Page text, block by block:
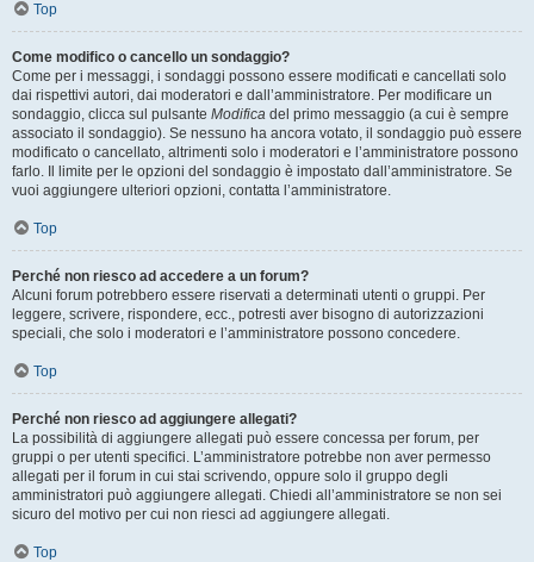
Top
Come modifico o cancello un sondaggio?
Come per i messaggi, i sondaggi possono essere modificati e cancellati solo
dai rispettivi autori, dai moderatori e dall’amministratore. Per modificare un
sondaggio, clicca sul pulsante Modifica del primo messaggio (a cui è sempre
associato il sondaggio). Se nessuno ha ancora votato, il sondaggio può essere
modificato o cancellato, altrimenti solo i moderatori e l’amministratore possono
farlo. Il limite per le opzioni del sondaggio è impostato dall’amministratore. Se
vuoi aggiungere ulteriori opzioni, contatta l’amministratore.
Top
Perché non riesco ad accedere a un forum?
Alcuni forum potrebbero essere riservati a determinati utenti o gruppi. Per
leggere, scrivere, rispondere, ecc., potresti aver bisogno di autorizzazioni
speciali, che solo i moderatori e l’amministratore possono concedere.
Top
Perché non riesco ad aggiungere allegati?
La possibilità di aggiungere allegati può essere concessa per forum, per
gruppi o per utenti specifici. L’amministratore potrebbe non aver permesso
allegati per il forum in cui stai scrivendo, oppure solo il gruppo degli
amministratori può aggiungere allegati. Chiedi all’amministratore se non sei
sicuro del motivo per cui non riesci ad aggiungere allegati.
Top